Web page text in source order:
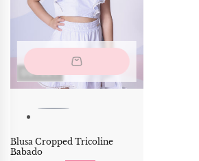
OUTLET
Blusa Cropped Tricoline
Babado